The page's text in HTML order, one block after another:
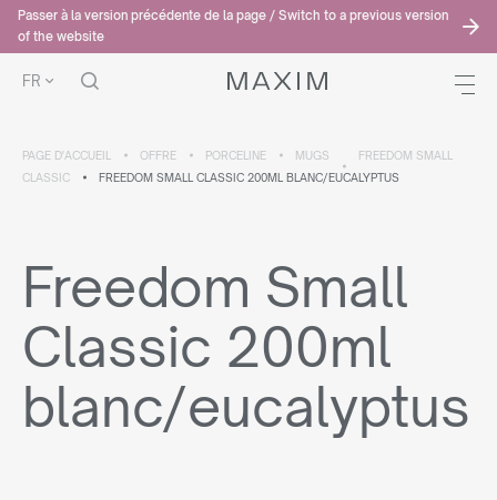
Passer à la version précédente de la page / Switch to a previous version
of the website
FR
PAGE D'ACCUEIL OFFRE PORCELINE MUGS
FREEDOM SMALL
CLASSIC
FREEDOM SMALL CLASSIC 200ML BLANC/EUCALYPTUS
Freedom Small
Classic 200ml
blanc/eucalyptus